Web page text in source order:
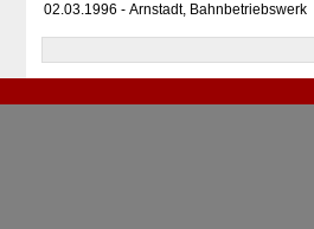
02.03.1996 - Arnstadt, Bahnbetriebswerk